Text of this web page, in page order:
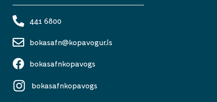
441 6800
bokasafn@kopavogur.is
bokasafnkopavogs
bokasafnkopavogs